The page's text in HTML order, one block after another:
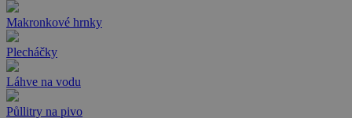
Makronkové hrnky
Plecháčky
Láhve na vodu
Půllitry na pivo